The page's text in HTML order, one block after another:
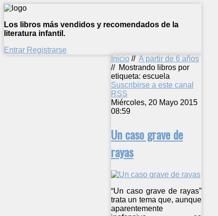
Los libros más vendidos y recomendados de la
literatura infantil.
Entrar Registrarse
Inicio // A partir de 6 años
// Mostrando libros por
etiqueta: escuela
Suscribirse a este canal
RSS
Miércoles, 20 Mayo 2015
08:59
Un caso grave de
rayas
“Un caso grave de rayas”
trata un tema que, aunque
aparentemente